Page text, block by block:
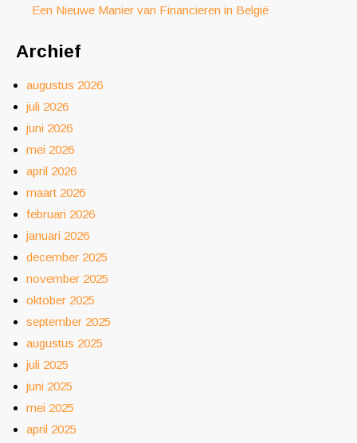
Een Nieuwe Manier van Financieren in België
Archief
augustus 2026
juli 2026
juni 2026
mei 2026
april 2026
maart 2026
februari 2026
januari 2026
december 2025
november 2025
oktober 2025
september 2025
augustus 2025
juli 2025
juni 2025
mei 2025
april 2025